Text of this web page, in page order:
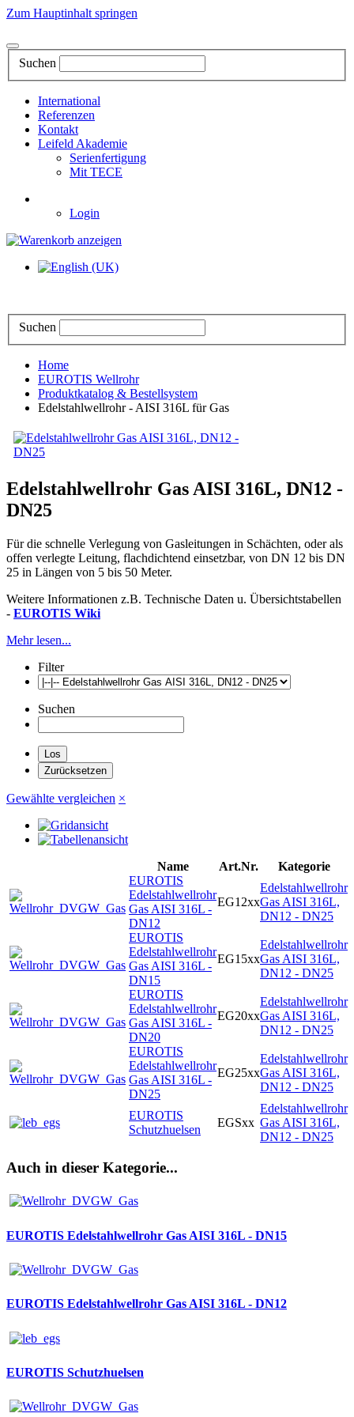
Zum Hauptinhalt springen
Suchen
International
Referenzen
Kontakt
Leifeld Akademie
Serienfertigung
Mit TECE
Login
Suchen
Home
EUROTIS Wellrohr
Produktkatalog & Bestellsystem
Edelstahlwellrohr - AISI 316L für Gas
Edelstahlwellrohr Gas AISI 316L, DN12 -
DN25
Für die schnelle Verlegung von Gasleitungen in Schächten, oder als
offen verlegte Leitung, flachdichtend einsetzbar, von DN 12 bis DN
25 in Längen von 5 bis 50 Meter.
Weitere Informationen z.B. Technische Daten u. Übersichtstabellen
- EUROTIS Wiki
Mehr lesen...
Filter
Suchen
Gewählte vergleichen ×
Name Art.Nr.
Kategorie
EUROTIS
Edelstahlwellrohr
Gas AISI 316L -
DN12
EG12xx
Edelstahlwellrohr
Gas AISI 316L,
DN12 - DN25
EUROTIS
Edelstahlwellrohr
Gas AISI 316L -
DN15
EG15xx
Edelstahlwellrohr
Gas AISI 316L,
DN12 - DN25
EUROTIS
Edelstahlwellrohr
Gas AISI 316L -
DN20
EG20xx
Edelstahlwellrohr
Gas AISI 316L,
DN12 - DN25
EUROTIS
Edelstahlwellrohr
Gas AISI 316L -
DN25
EG25xx
Edelstahlwellrohr
Gas AISI 316L,
DN12 - DN25
EUROTIS
Schutzhuelsen
EGSxx
Edelstahlwellrohr
Gas AISI 316L,
DN12 - DN25
Auch in dieser Kategorie...
EUROTIS Edelstahlwellrohr Gas AISI 316L - DN15
EUROTIS Edelstahlwellrohr Gas AISI 316L - DN12
EUROTIS Schutzhuelsen